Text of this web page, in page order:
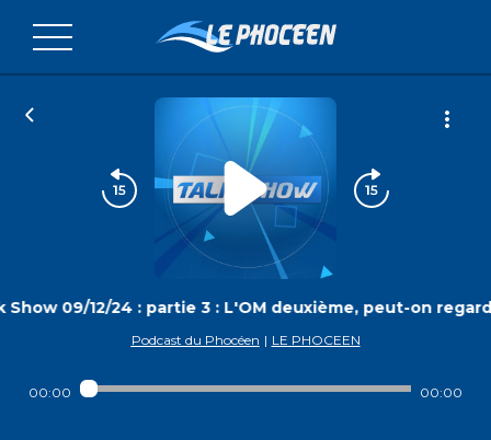
Show 09/12/24 : partie 3 : L'OM deuxième, peut-on
Podcast du Phocéen | LE PHOCEEN
00:00 00:00